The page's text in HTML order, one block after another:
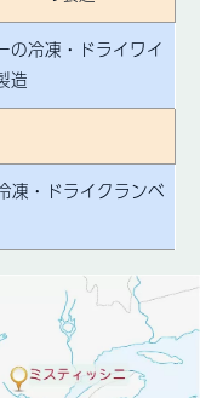
の冷凍・ドライワイ
造
凍・ドライクランベ